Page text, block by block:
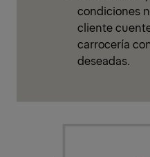
condiciones
cliente
carrocería
deseadas.